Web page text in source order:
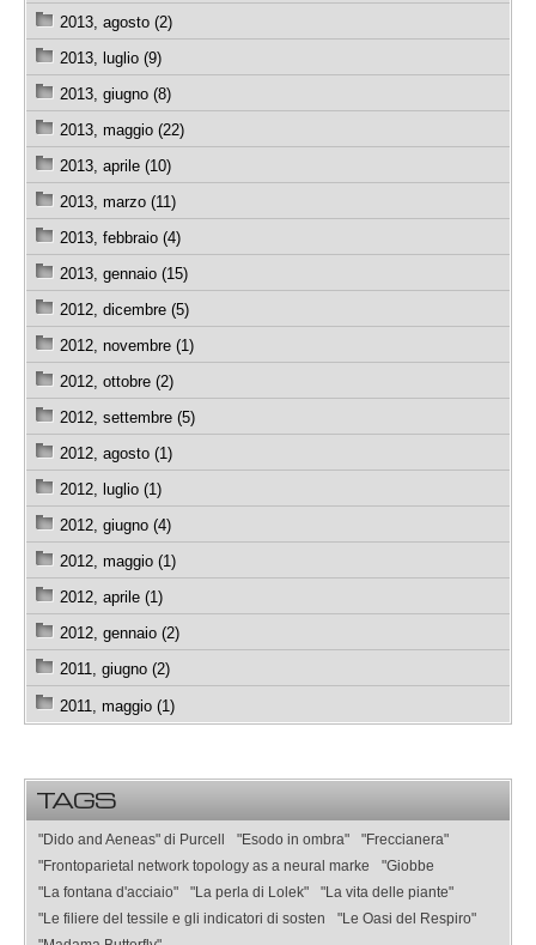
2013, agosto (2)
2013, luglio (9)
2013, giugno (8)
2013, maggio (22)
2013, aprile (10)
2013, marzo (11)
2013, febbraio (4)
2013, gennaio (15)
2012, dicembre (5)
2012, novembre (1)
2012, ottobre (2)
2012, settembre (5)
2012, agosto (1)
2012, luglio (1)
2012, giugno (4)
2012, maggio (1)
2012, aprile (1)
2012, gennaio (2)
2011, giugno (2)
2011, maggio (1)
TAGS
"Dido and Aeneas" di Purcell "Esodo in ombra"
"Freccianera"
"Frontoparietal network topology as a neural marke
"Giobbe
"La fontana d'acciaio"
"La perla di Lolek"
"La vita delle piante"
"Le filiere del tessile e gli indicatori di sosten
"Le Oasi del Respiro"